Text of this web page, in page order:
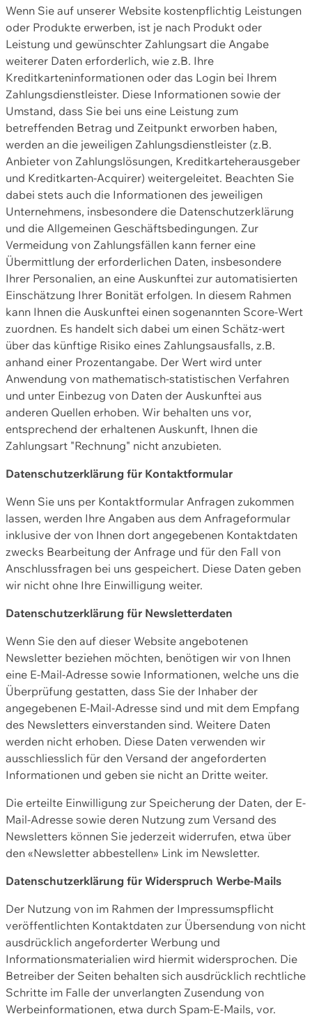
Wenn Sie auf unserer Website kostenpflichtig Leistungen
oder Produkte erwerben, ist je nach Produkt oder
Leistung und gewünschter Zahlungsart die Angabe
weiterer Daten erforderlich, wie z.B. Ihre
Kreditkarteninformationen oder das Login bei Ihrem
Zahlungsdienstleister. Diese Informationen sowie der
Umstand, dass Sie bei uns eine Leistung zum
betreffenden Betrag und Zeitpunkt erworben haben,
werden an die jeweiligen Zahlungsdienstleister (z.B.
Anbieter von Zahlungslösungen, Kreditkarteherausgeber
und Kreditkarten-Acquirer) weitergeleitet. Beachten Sie
dabei stets auch die Informationen des jeweiligen
Unternehmens, insbesondere die Datenschutzerklärung
und die Allgemeinen Geschäftsbedingungen. Zur
Vermeidung von Zahlungsfällen kann ferner eine
Übermittlung der erforderlichen Daten, insbesondere
Ihrer Personalien, an eine Auskunftei zur automatisierten
Einschätzung Ihrer Bonität erfolgen. In diesem Rahmen
kann Ihnen die Auskunftei einen sogenannten Score-Wert
zuordnen. Es handelt sich dabei um einen Schätz-wert
über das künftige Risiko eines Zahlungsausfalls, z.B.
anhand einer Prozentangabe. Der Wert wird unter
Anwendung von mathematisch-statistischen Verfahren
und unter Einbezug von Daten der Auskunftei aus
anderen Quellen erhoben. Wir behalten uns vor,
entsprechend der erhaltenen Auskunft, Ihnen die
Zahlungsart "Rechnung" nicht anzubieten.
Datenschutzerklärung für Kontaktformular
Wenn Sie uns per Kontaktformular Anfragen zukommen
lassen, werden Ihre Angaben aus dem Anfrageformular
inklusive der von Ihnen dort angegebenen Kontaktdaten
zwecks Bearbeitung der Anfrage und für den Fall von
Anschlussfragen bei uns gespeichert. Diese Daten geben
wir nicht ohne Ihre Einwilligung weiter.
Datenschutzerklärung für Newsletterdaten
Wenn Sie den auf dieser Website angebotenen
Newsletter beziehen möchten, benötigen wir von Ihnen
eine E-Mail-Adresse sowie Informationen, welche uns die
Überprüfung gestatten, dass Sie der Inhaber der
angegebenen E-Mail-Adresse sind und mit dem Empfang
des Newsletters einverstanden sind. Weitere Daten
werden nicht erhoben. Diese Daten verwenden wir
ausschliesslich für den Versand der angeforderten
Informationen und geben sie nicht an Dritte weiter.
Die erteilte Einwilligung zur Speicherung der Daten, der E-
Mail-Adresse sowie deren Nutzung zum Versand des
Newsletters können Sie jederzeit widerrufen, etwa über
den «Newsletter abbestellen» Link im Newsletter.
Datenschutzerklärung für Widerspruch Werbe-Mails
Der Nutzung von im Rahmen der Impressumspflicht
veröffentlichten Kontaktdaten zur Übersendung von nicht
ausdrücklich angeforderter Werbung und
Informationsmaterialien wird hiermit widersprochen. Die
Betreiber der Seiten behalten sich ausdrücklich rechtliche
Schritte im Falle der unverlangten Zusendung von
Werbeinformationen, etwa durch Spam-E-Mails, vor.